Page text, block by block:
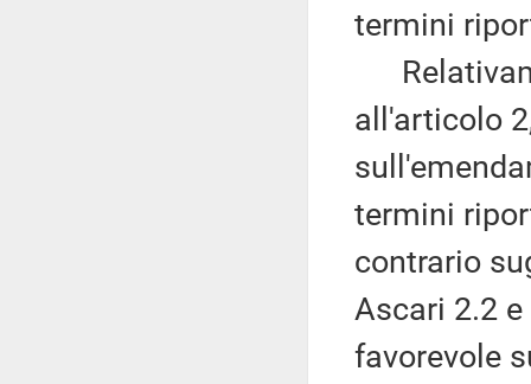
termini
all'articolo
termini
contrario
Ascari 2.2
favorevole